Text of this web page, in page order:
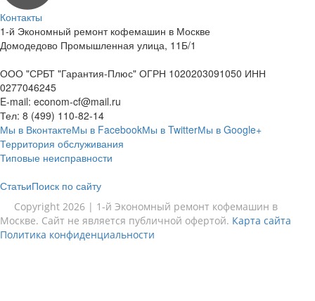
Контакты
1-й Экономный ремонт кофемашин в Москве
Домодедово Промышленная улица, 11Б/1
ООО "СРБТ "Гарантия-Плюс" ОГРН 1020203091050 ИНН
0277046245
E-mail: econom-cf@mail.ru
Тел: 8 (499) 110-82-14
Мы в ВконтактеМы в FacebookМы в TwitterМы в Google+
Территория обслуживания
Типовые неисправности
СтатьиПоиск по сайту
Copyright 2026 | 1-й Экономный ремонт кофемашин в
Москве. Сайт не является публичной офертой. Карта сайта
Политика конфиденциальности